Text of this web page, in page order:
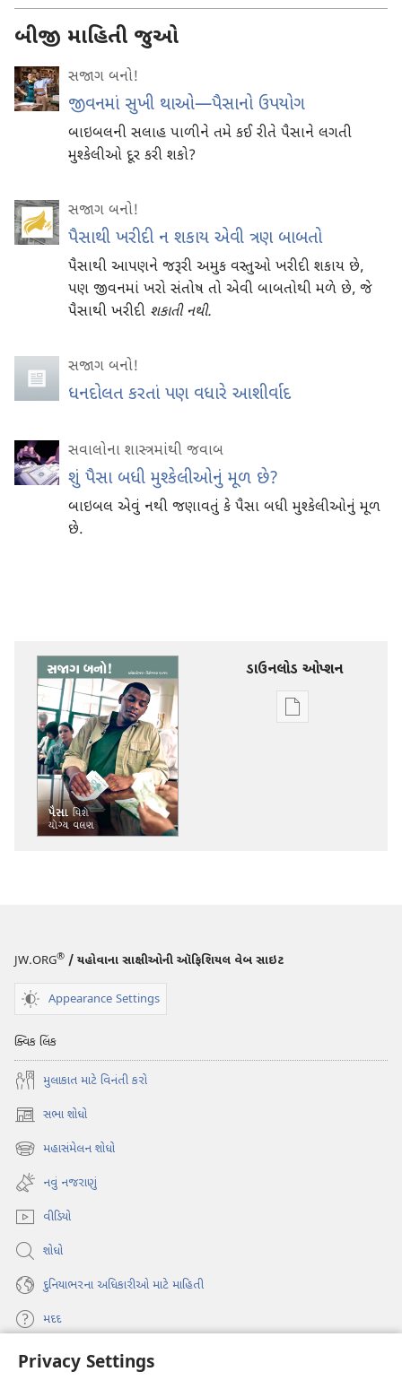
Privacy Settings
બીજી માહિતી જુઓ
સજાગ બનો!
જીવનમાં સુખી થાઓ—પૈસાનો ઉપયોગ
બાઇબલની સલાહ પાળીને તમે કઈ રીતે પૈસાને લગતી
મુશ્કેલીઓ દૂર કરી શકો?
સજાગ બનો!
પૈસાથી ખરીદી ન શકાય એવી ત્રણ બાબતો
પૈસાથી આપણને જરૂરી અમુક વસ્તુઓ ખરીદી શકાય છે,
પણ જીવનમાં ખરો સંતોષ તો એવી બાબતોથી મળે છે, જે
પૈસાથી ખરીદી શકાતી નથી.
સજાગ બનો!
ધનદોલત કરતાં પણ વધારે આશીર્વાદ
સવાલોના શાસ્ત્રમાંથી જવાબ
શું પૈસા બધી મુશ્કેલીઓનું મૂળ છે?
બાઇબલ એવું નથી જણાવતું કે પૈસા બધી મુશ્કેલીઓનું મૂળ
છે.
ડાઉનલોડ ઓપ્શન
ડિજિટલ
JW.ORG® / યહોવાના સાક્ષીઓની ઑફિશિયલ વેબ સાઇટ
Appearance Settings
ક્વિક લિંક
મુલાકાત માટે વિનંતી કરો
સભા શોધો
(opens
new મહાસંમેલન શોધો
(opens
new
window)
નવું નજરાણું
વીડિયો
શોધો
દુનિયાભરના અધિકારીઓ માટે માહિતી
મદદ
દાન